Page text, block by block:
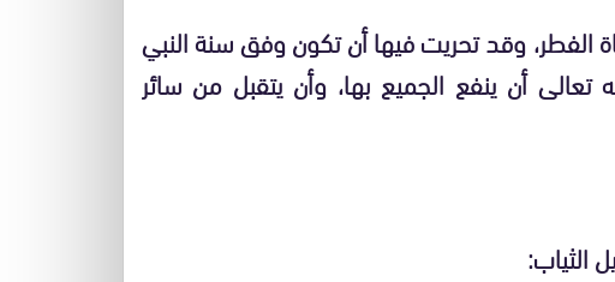
الفطر، وقد تحريت فيها أن تكون وفق سنة النبي
أن ينفع الجميع بها، وأن يتقبل من سائر
الثياب: